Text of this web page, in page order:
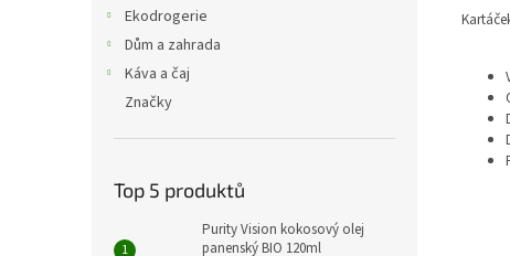
Ekodrogerie
Dům a zahrada
Káva a čaj
Značky
Top 5 produktů
Purity Vision kokosový olej
panenský BIO 120ml